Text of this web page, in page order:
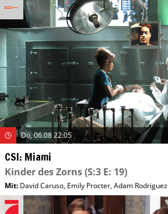
Do, 06.08 22:05
CSI: Miami
Kinder des Zorns(S:3 E: 19)
Mit: David Caruso, Emily Procter,Adam Rodriguez